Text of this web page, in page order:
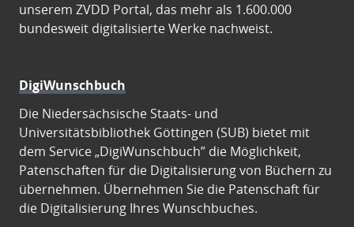
unserem ZVDD Portal, das mehr als 1.600.000
bundesweit digitalisierte Werke nachweist.
DigiWunschbuch
Die Niedersächsische Staats- und
Universitätsbibliothek Göttingen (SUB) bietet mit
dem Service „DigiWunschbuch” die Möglichkeit,
Patenschaften für die Digitalisierung von Büchern zu
übernehmen. Übernehmen Sie die Patenschaft für
die Digitalisierung Ihres Wunschbuches.